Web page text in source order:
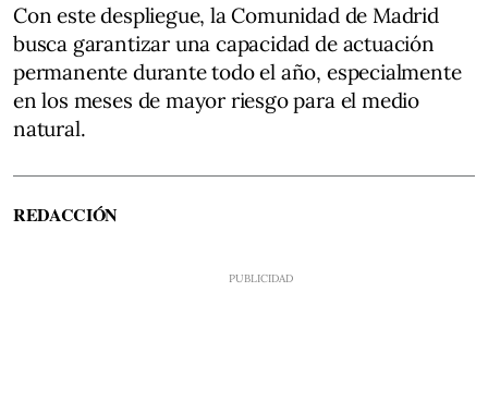
Con este despliegue, la Comunidad de Madrid
busca garantizar una capacidad de actuación
permanente durante todo el año, especialmente
en los meses de mayor riesgo para el medio
natural.
REDACCIÓN